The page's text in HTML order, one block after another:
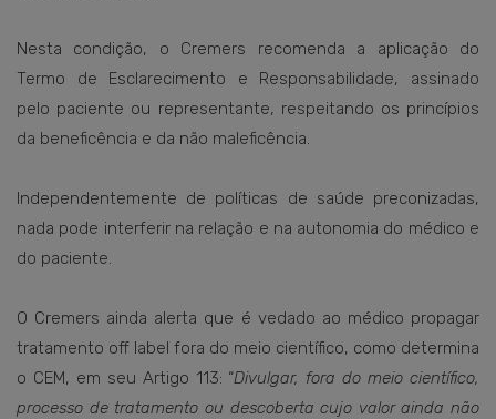
Nesta condição, o Cremers recomenda a aplicação do
Termo de Esclarecimento e Responsabilidade, assinado
pelo paciente ou representante, respeitando os princípios
da beneficência e da não maleficência.
Independentemente de políticas de saúde preconizadas,
nada pode interferir na relação e na autonomia do médico e
do paciente.
O Cremers ainda alerta que é vedado ao médico propagar
tratamento off label fora do meio científico, como determina
o CEM, em seu Artigo 113: “Divulgar, fora do meio científico,
processo de tratamento ou descoberta cujo valor ainda não